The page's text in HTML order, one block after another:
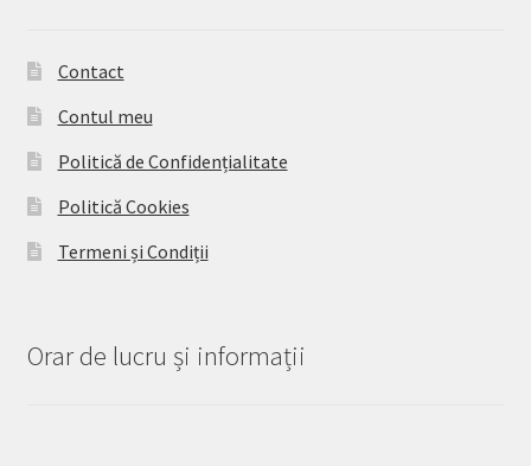
Contact
Contul meu
Politică de Confidențialitate
Politică Cookies
Termeni și Condiții
Orar de lucru și informații